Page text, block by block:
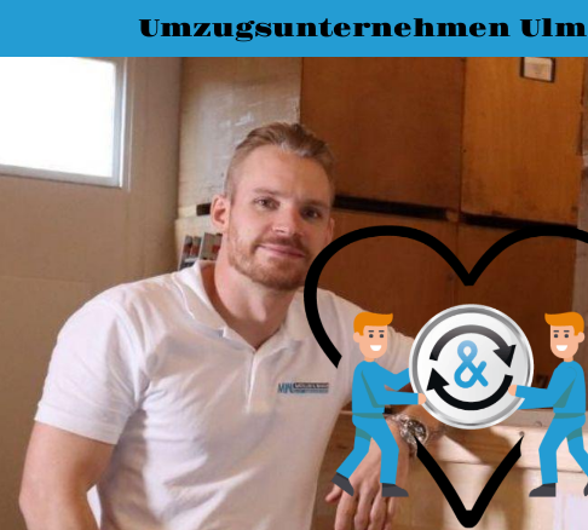
Umzugsunternehmen Ulm